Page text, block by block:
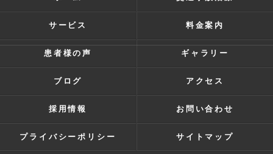
サービス 料金案内
患者様の声 ギャラリー
ブログ アクセス
採用情報 お問い合わせ
プライバシーポリシー サイトマップ